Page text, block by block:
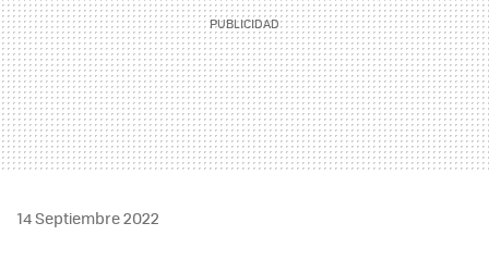
14 Septiembre 2022